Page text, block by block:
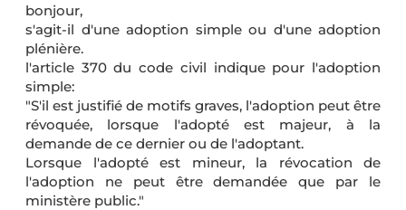
bonjour,
s'agit-il d'une adoption simple ou d'une adoption
plénière.
l'article 370 du code civil indique pour l'adoption
simple:
"S'il est justifié de motifs graves, l'adoption peut être
révoquée, lorsque l'adopté est majeur, à la
demande de ce dernier ou de l'adoptant.
Lorsque l'adopté est mineur, la révocation de
l'adoption ne peut être demandée que par le
ministère public."